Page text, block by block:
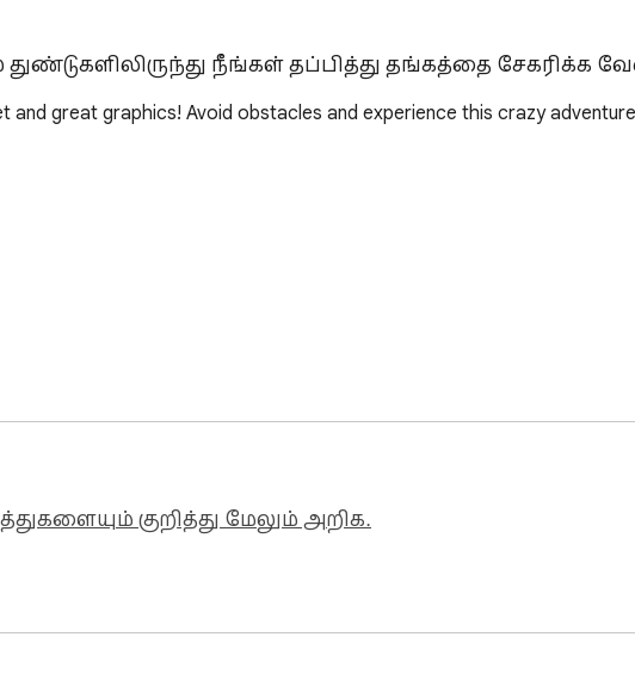
நீங்கள் தப்பித்து தங்கத்தை சேகரிக்க
great graphics! Avoid obstacles and experience this crazy
will be added)! Space Adventure Game extension does not
thoughts and problems.குறித்து மேலும் அறிக.